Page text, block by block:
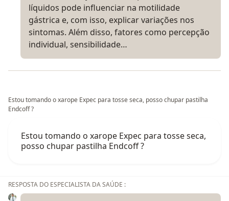
líquidos pode influenciar na motilidade
gástrica e, com isso, explicar variações nos
sintomas. Além disso, fatores como percepção
individual, sensibilidade…
Estou tomando o xarope Expec para tosse seca, posso chupar pastilha
Endcoff ?
Estou tomando o xarope Expec para tosse seca,
posso chupar pastilha Endcoff ?
RESPOSTA DO ESPECIALISTA DA SAÚDE :